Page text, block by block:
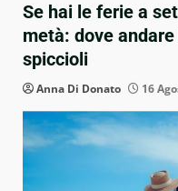
Se hai le ferie a
metà: dove
spiccioli
Anna Di Donato 16